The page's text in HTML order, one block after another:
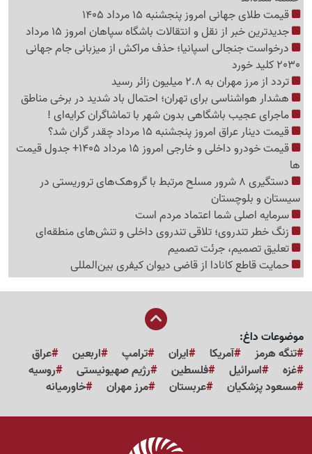
قیمت طلای جهانی امروز پنجشنبه 15 مرداد 1405
جدیدترین خبر از نقل و انتقالات باشگاه سپاهان امروز 15 مرداد
درخواست جنجالی اسپانیا؛ حذف مراکش از میزبانی جام جهانی
2030 کلید خورد
تردد از مرز مهران به 2.8 میلیون زائر رسید
هشدار هواشناسی برای تهران؛ احتمال باد شدید در برخی مناطق
ماجرای عجیب باشگاهی بدون شهر با تماشاگران کرایه‌ای !
قیمت دینار عراق امروز پنجشنبه 15 مرداد چقدر گران شد؟
قیمت خودرو داخلی و خارجی امروز 15 مرداد 1405+ جدول قیمت
ها
دستگیری 8 شرور مسلح مرتبط با گروهک‌های تروریستی در
سیستان و بلوچستان
سرمایه اصلی شما اعتماد مردم است
زنگ خطر تندروی؛ تلاقی تندروی داخلی و تنش‌های منطقه‌ای
تعلیق تصمیم، جرئت تصمیم
حمایت قاطع کانادا از قاضی دیوان کیفری بین‌المللی
موضوعات داغ:
تنگه هرمز
آمریکا ایران ترامپ اربعین
عراق
غزه
اسرائیل فلسطین رژیم صهیونیستی
روسیه
مسعود پزشکیان
عربستان مرز مهران خاورمیانه